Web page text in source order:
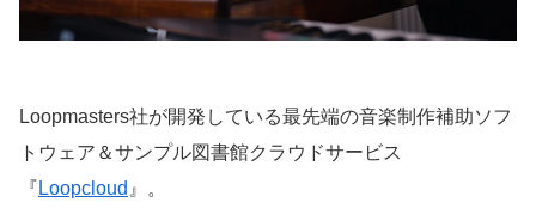
Loopmasters社が開発している最先端の音楽制作補助ソフ
トウェア＆サンプル図書館クラウドサービス
『 Loopcloud 』。